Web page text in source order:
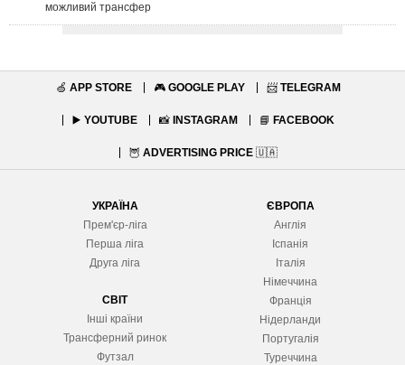
можливий трансфер
🍏 APP STORE 🎮 GOOGLE PLAY 📨 TELEGRAM
▶️ YOUTUBE 📸 INSTAGRAM 📘 FACEBOOK
🦉 ADVERTISING PRICE 🇺🇦
УКРАЇНА
Прем'єр-ліга
Перша ліга
Друга ліга
СВІТ
Інші країни
Трансферний ринок
Футзал
ЄВРОПА
Англія
Іспанія
Італія
Німеччина
Франція
Нідерланди
Португалія
Туреччина